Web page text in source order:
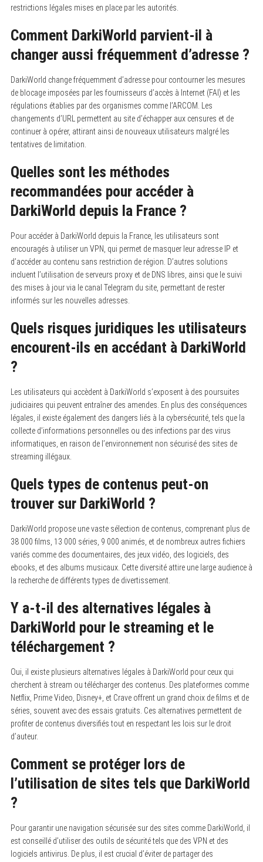
restrictions légales mises en place par les autorités.
Comment DarkiWorld parvient-il à
changer aussi fréquemment d’adresse ?
DarkiWorld change fréquemment d’adresse pour contourner les mesures
de blocage imposées par les fournisseurs d’accès à Internet (FAI) et les
régulations établies par des organismes comme l’ARCOM. Les
changements d’URL permettent au site d’échapper aux censures et de
continuer à opérer, attirant ainsi de nouveaux utilisateurs malgré les
tentatives de limitation.
Quelles sont les méthodes
recommandées pour accéder à
DarkiWorld depuis la France ?
Pour accéder à DarkiWorld depuis la France, les utilisateurs sont
encouragés à utiliser un VPN, qui permet de masquer leur adresse IP et
d’accéder au contenu sans restriction de région. D’autres solutions
incluent l’utilisation de serveurs proxy et de DNS libres, ainsi que le suivi
des mises à jour via le canal Telegram du site, permettant de rester
informés sur les nouvelles adresses.
Quels risques juridiques les utilisateurs
encourent-ils en accédant à DarkiWorld
?
Les utilisateurs qui accèdent à DarkiWorld s’exposent à des poursuites
judiciaires qui peuvent entraîner des amendes. En plus des conséquences
légales, il existe également des dangers liés à la cybersécurité, tels que la
collecte d’informations personnelles ou des infections par des virus
informatiques, en raison de l’environnement non sécurisé des sites de
streaming illégaux.
Quels types de contenus peut-on
trouver sur DarkiWorld ?
DarkiWorld propose une vaste sélection de contenus, comprenant plus de
38 000 films, 13 000 séries, 9 000 animés, et de nombreux autres fichiers
variés comme des documentaires, des jeux vidéo, des logiciels, des
ebooks, et des albums musicaux. Cette diversité attire une large audience à
la recherche de différents types de divertissement.
Y a-t-il des alternatives légales à
DarkiWorld pour le streaming et le
téléchargement ?
Oui, il existe plusieurs alternatives légales à DarkiWorld pour ceux qui
cherchent à stream ou télécharger des contenus. Des plateformes comme
Netflix, Prime Video, Disney+, et Crave offrent un grand choix de films et de
séries, souvent avec des essais gratuits. Ces alternatives permettent de
profiter de contenus diversifiés tout en respectant les lois sur le droit
d’auteur.
Comment se protéger lors de
l’utilisation de sites tels que DarkiWorld
?
Pour garantir une navigation sécurisée sur des sites comme DarkiWorld, il
est conseillé d’utiliser des outils de sécurité tels que des VPN et des
logiciels antivirus. De plus, il est crucial d’éviter de partager des